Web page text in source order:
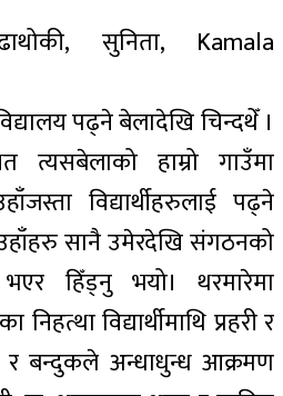
पढ्ने बेलादेखि चिन्दथेँ ।
त्यसबेलाको हाम्रो गाउँमा
विद्यार्थीहरुलाई पढ्ने
सानै उमेरदेखि संगठनको
भएर हिँड्नु भयो। थरमारेमा
विद्यार्थीमाथि प्रहरी र
र बन्दुकले अन्धाधुन्ध आक्रमण